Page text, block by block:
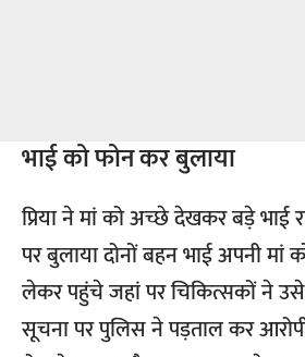
भाई को फोन कर बुलाया
प्रिया ने मां को अच्छे देखकर बड़े भाई
पर बुलाया दोनों बहन भाई अपनी मां
लेकर पहुंचे जहां पर चिकित्सकों ने उसे
सूचना पर पुलिस ने पड़ताल कर